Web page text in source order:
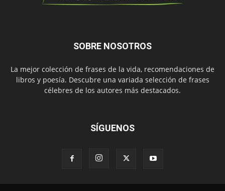
SOBRE NOSOTROS
La mejor colección de frases de la vida, recomendaciones de
libros y poesía. Descubre una variada selección de frases
célebres de los autores más destacados.
SÍGUENOS